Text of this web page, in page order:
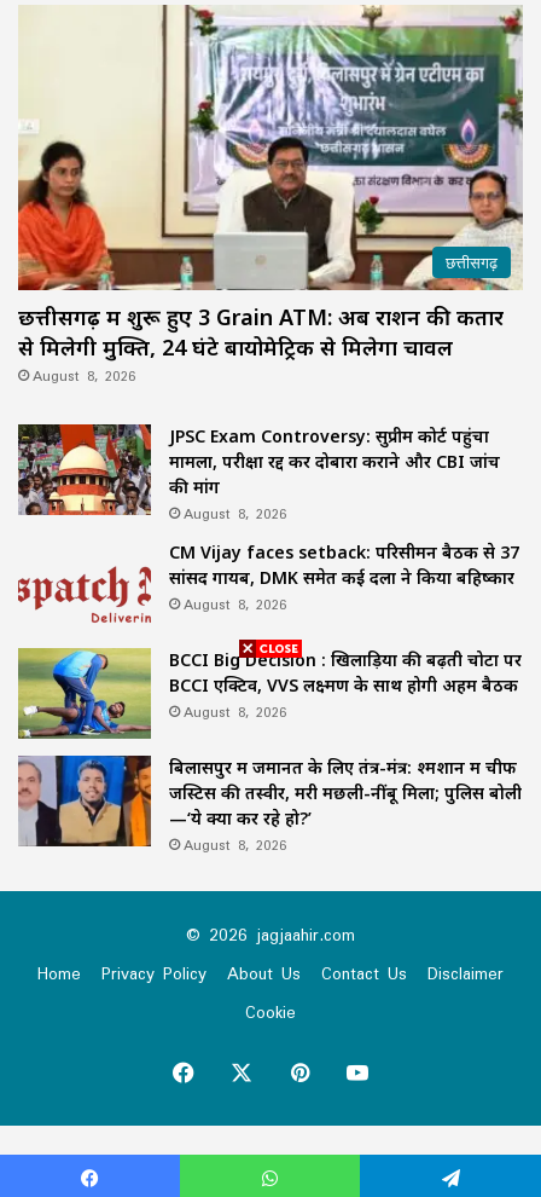
छत्तीसगढ़
छत्तीसगढ़ में शुरू हुए 3 Grain ATM: अब राशन की कतार
से मिलेगी मुक्ति, 24 घंटे बायोमेट्रिक से मिलेगा चावल
August 8, 2026
JPSC Exam Controversy: सुप्रीम कोर्ट पहुंचा
मामला, परीक्षा रद्द कर दोबारा कराने और CBI जांच
की मांग
August 8, 2026
CM Vijay faces setback: परिसीमन बैठक से 37
सांसद गायब, DMK समेत कई दलों ने किया बहिष्कार
August 8, 2026
BCCI Big Decision : खिलाड़ियों की बढ़ती चोटों पर
BCCI एक्टिव, VVS लक्ष्मण के साथ होगी अहम बैठक
August 8, 2026
बिलासपुर में जमानत के लिए तंत्र-मंत्र: श्मशान में चीफ
जस्टिस की तस्वीर, मरी मछली-नींबू मिला; पुलिस बोली
—‘ये क्या कर रहे हो?’
August 8, 2026
© 2026 jagjaahir.com
Home
Privacy Policy About Us Contact Us
Disclaimer
Cookie
Facebook PinterestYouTube
Virus-free.www.avast.com